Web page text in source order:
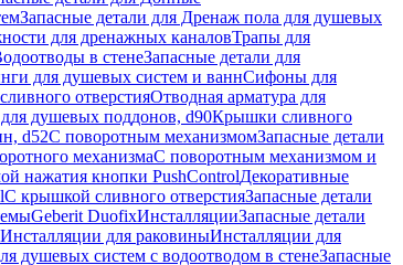
Запасные детали для Дренаж пола для душевых
для дренажных каналовТрапы для
в стенеЗапасные детали для
для душевых систем и ваннСифоны для
отверстияОтводная арматура для
душевых поддонов, d90Крышки сливного
d52С поворотным механизмомЗапасные детали
механизмаС поворотным механизмом и
нажатия кнопки PushControlДекоративные
С крышкой сливного отверстияЗапасные детали
Geberit DuofixИнсталляцииЗапасные детали
для раковиныИнсталляции для
душевых систем с водоотводом в стенеЗапасные